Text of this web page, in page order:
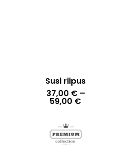
Susi riipus
37,00 € –
59,00 €